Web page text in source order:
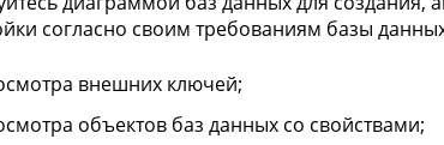
согласно своим требованиям базы
внешних ключей;
объектов баз данных со свойствами;